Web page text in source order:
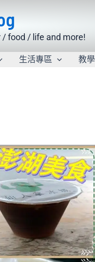
food / life and more!
生活專區 教